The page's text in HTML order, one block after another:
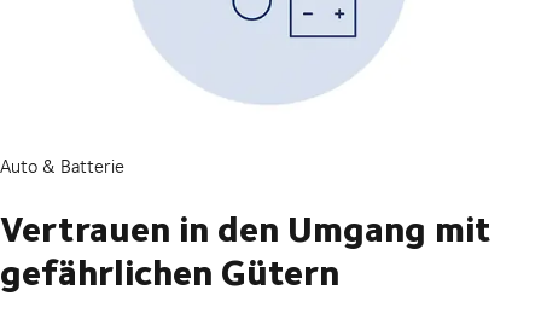
Auto & Batterie
Vertrauen in den Umgang mit
gefährlichen Gütern